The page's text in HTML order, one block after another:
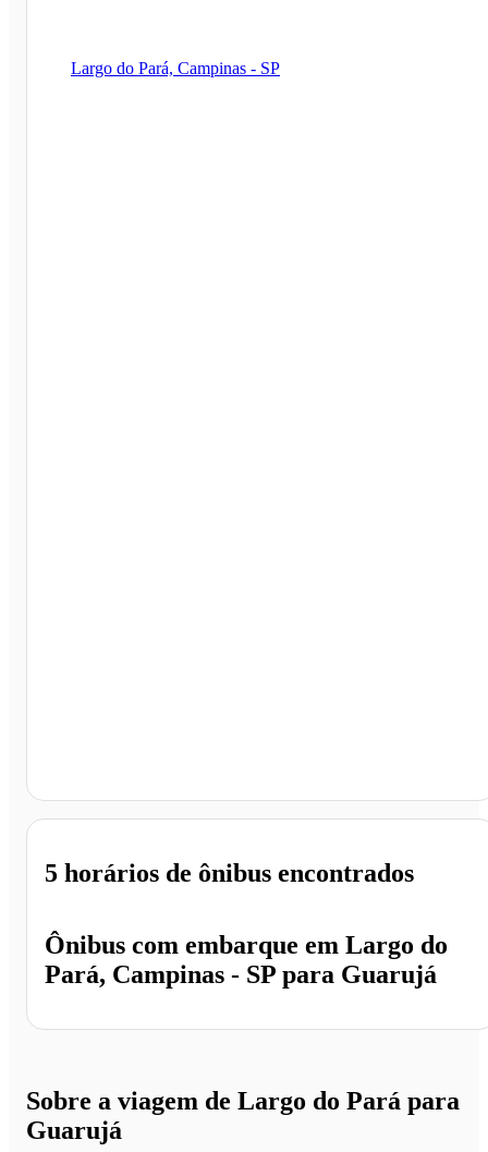
Largo do Pará, Campinas - SP
Ônibus com embarque em Largo do
Pará, Campinas - SP para Guarujá
5 horários de ônibus encontrados
Sobre a viagem de Largo do Pará para
Guarujá